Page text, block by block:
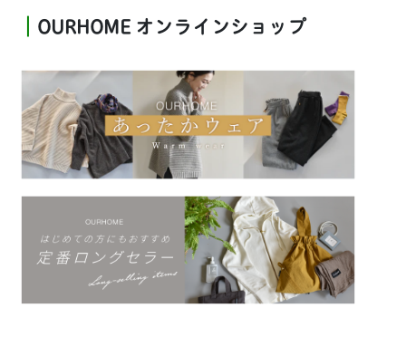
｜ OURHOME オンラインショップ